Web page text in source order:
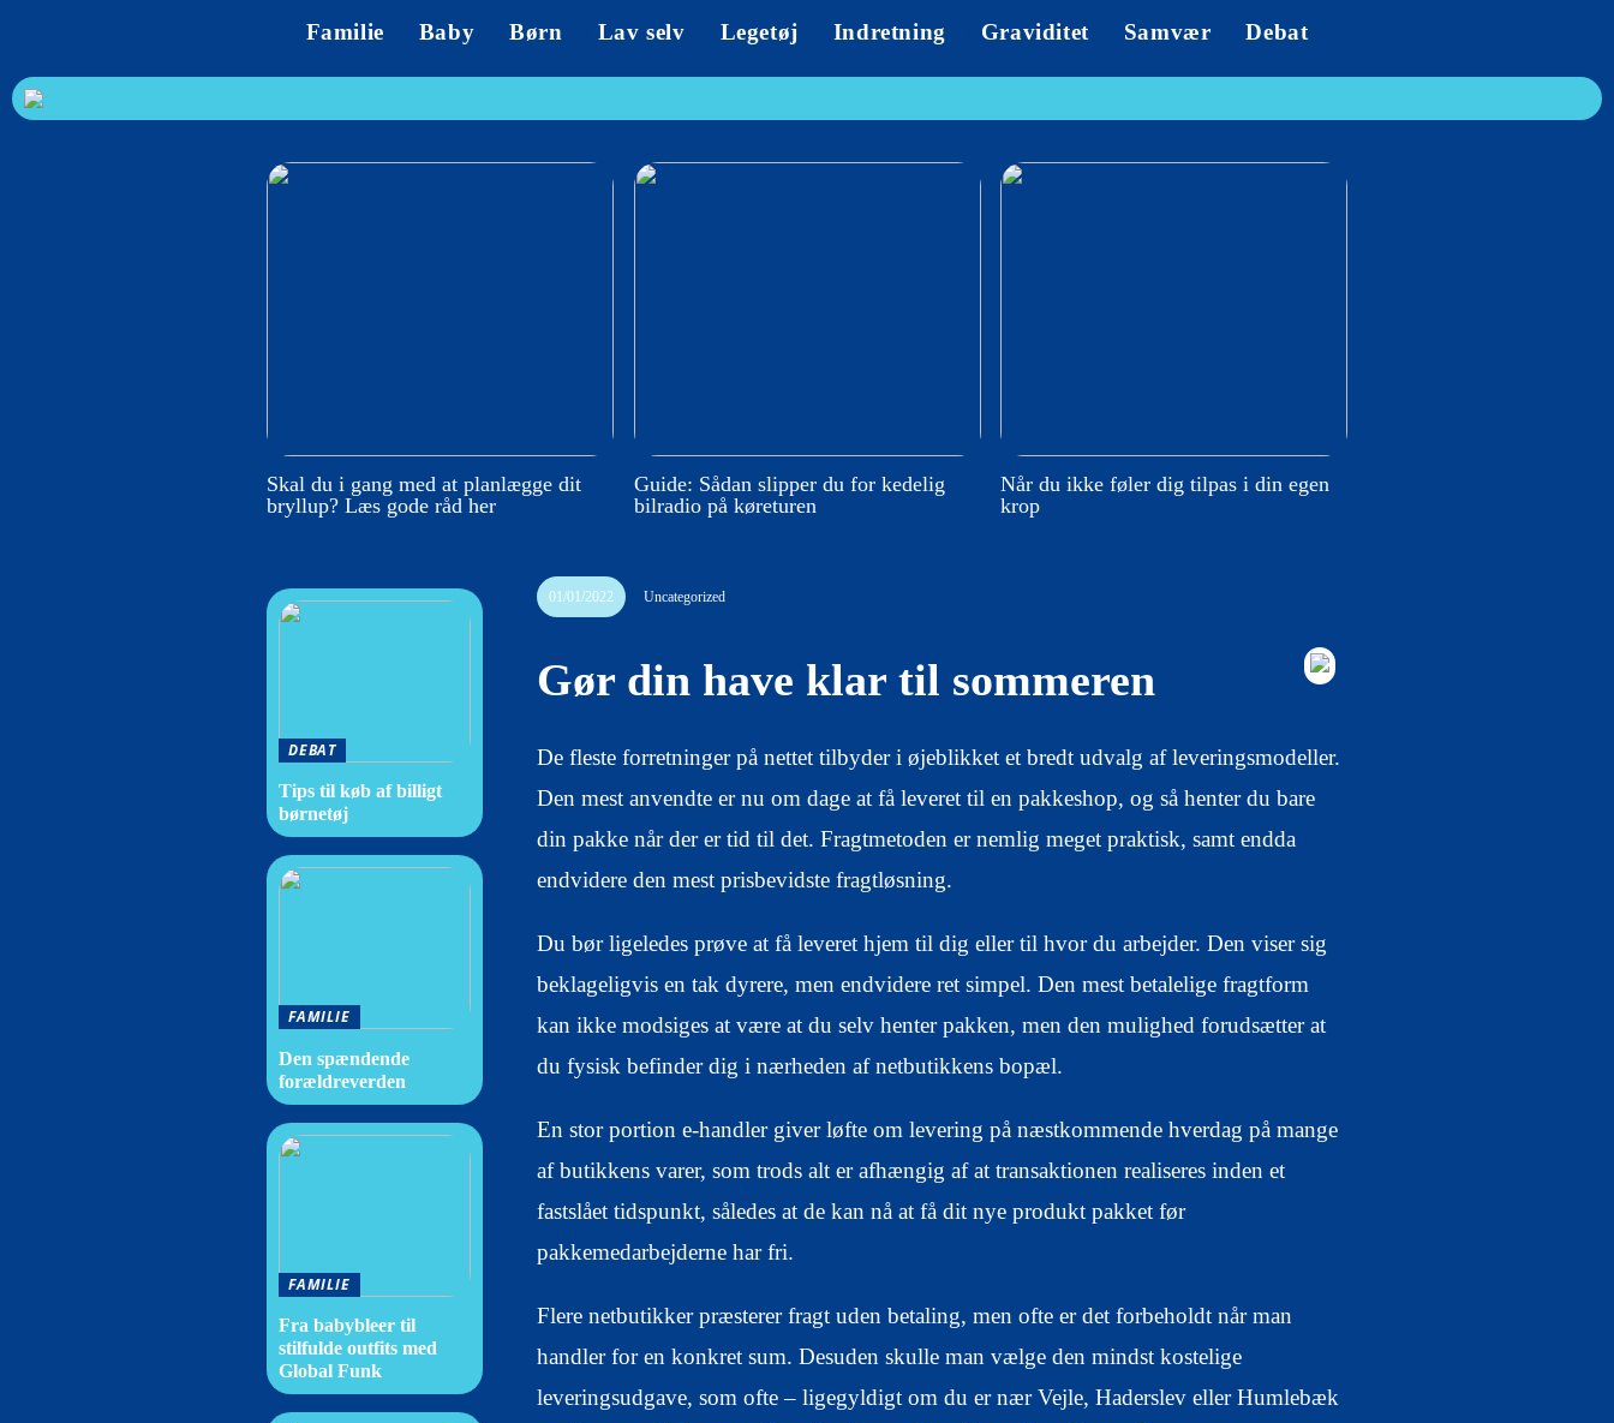
Familie Baby Børn Lav selv Legetøj Indretning Graviditet Samvær Debat
Skal du i gang med at planlægge dit
bryllup? Læs gode råd her
Guide: Sådan slipper du for kedelig
bilradio på køreturen
Når du ikke føler dig tilpas i din egen
krop
01/01/2022 Uncategorized
Gør din have klar til sommeren
De fleste forretninger på nettet tilbyder i øjeblikket et bredt udvalg af leveringsmodeller.
Den mest anvendte er nu om dage at få leveret til en pakkeshop, og så henter du bare
din pakke når der er tid til det. Fragtmetoden er nemlig meget praktisk, samt endda
endvidere den mest prisbevidste fragtløsning.
Du bør ligeledes prøve at få leveret hjem til dig eller til hvor du arbejder. Den viser sig
beklageligvis en tak dyrere, men endvidere ret simpel. Den mest betalelige fragtform
kan ikke modsiges at være at du selv henter pakken, men den mulighed forudsætter at
du fysisk befinder dig i nærheden af netbutikkens bopæl.
En stor portion e-handler giver løfte om levering på næstkommende hverdag på mange
af butikkens varer, som trods alt er afhængig af at transaktionen realiseres inden et
fastslået tidspunkt, således at de kan nå at få dit nye produkt pakket før
pakkemedarbejderne har fri.
Flere netbutikker præsterer fragt uden betaling, men ofte er det forbeholdt når man
handler for en konkret sum. Desuden skulle man vælge den mindst kostelige
leveringsudgave, som ofte – ligegyldigt om du er nær Vejle, Haderslev eller Humlebæk
DEBAT
Tips til køb af billigt
børnetøj
FAMILIE
Den spændende
forældreverden
FAMILIE
Fra babybleer til
stilfulde outfits med
Global Funk